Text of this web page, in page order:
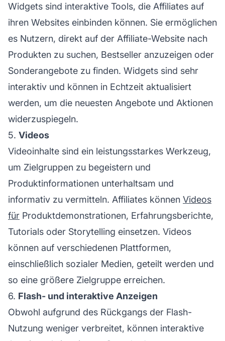
Widgets sind interaktive Tools, die Affiliates auf
ihren Websites einbinden können. Sie ermöglichen
es Nutzern, direkt auf der Affiliate-Website nach
Produkten zu suchen, Bestseller anzuzeigen oder
Sonderangebote zu finden. Widgets sind sehr
interaktiv und können in Echtzeit aktualisiert
werden, um die neuesten Angebote und Aktionen
widerzuspiegeln.
5. Videos
Videoinhalte sind ein leistungsstarkes Werkzeug,
um Zielgruppen zu begeistern und
Produktinformationen unterhaltsam und
informativ zu vermitteln. Affiliates können Videos
für Produktdemonstrationen, Erfahrungsberichte,
Tutorials oder Storytelling einsetzen. Videos
können auf verschiedenen Plattformen,
einschließlich sozialer Medien, geteilt werden und
so eine größere Zielgruppe erreichen.
6. Flash- und interaktive Anzeigen
Obwohl aufgrund des Rückgangs der Flash-
Nutzung weniger verbreitet, können interaktive